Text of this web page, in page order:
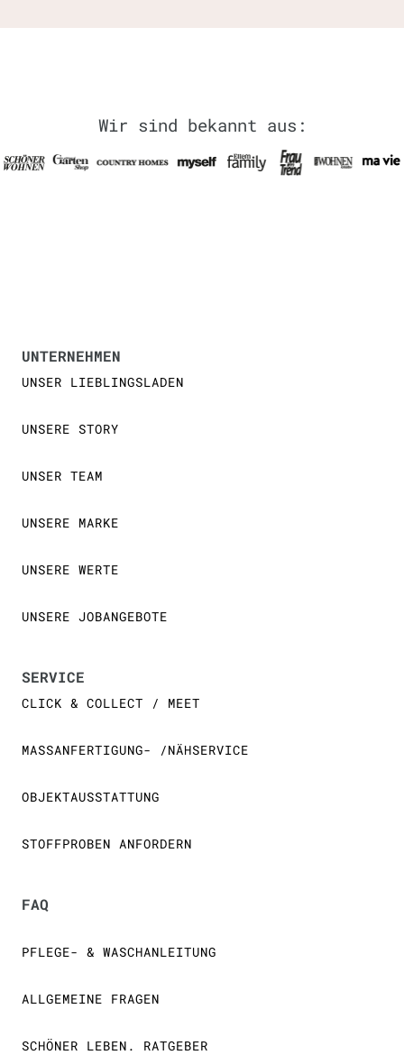
Wir sind bekannt aus:
UNTERNEHMEN
UNSER LIEBLINGSLADEN
UNSERE STORY
UNSER TEAM
UNSERE MARKE
UNSERE WERTE
UNSERE JOBANGEBOTE
SERVICE
CLICK & COLLECT / MEET
MASSANFERTIGUNG- /NÄHSERVICE
OBJEKTAUSSTATTUNG
STOFFPROBEN ANFORDERN
FAQ
PFLEGE- & WASCHANLEITUNG
ALLGEMEINE FRAGEN
SCHÖNER LEBEN. RATGEBER